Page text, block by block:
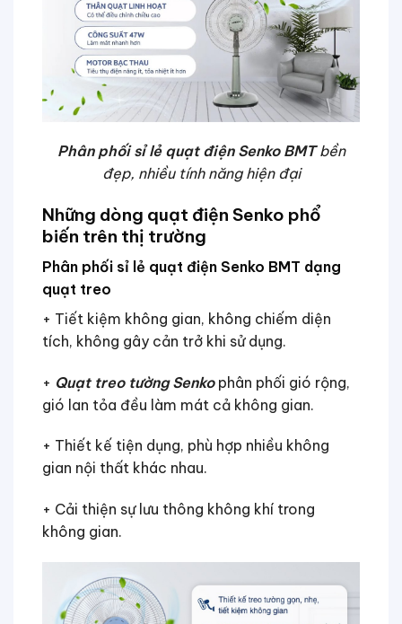
Phân phối sỉ lẻ quạt điện Senko BMTbền
đẹp, nhiều tính năng hiện đại
Những dòng quạt điện Senko phổ
biến trên thị trường
Phân phối sỉ lẻ quạt điện Senko BMT dạng
quạt treo
+ Tiết kiệm không gian, không chiếm diện
tích, không gây cản trở khi sử dụng.
+ Quạt treo tường Senkophân phối gió rộng,
gió lan tỏa đều làm mát cả không gian.
+ Thiết kế tiện dụng, phù hợp nhiều không
gian nội thất khác nhau.
+ Cải thiện sự lưu thông không khí trong
không gian.